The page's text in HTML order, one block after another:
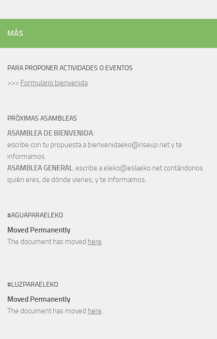
MÁS
PARA PROPONER ACTIVIDADES O EVENTOS
>>> Formulario bienvenida
PRÓXIMAS ASAMBLEAS
ASAMBLEA DE BIENVENIDA:
escribe con tu propuesta a bienvenidaeko@riseup.net y te
informamos.
ASAMBLEA GENERAL: escribe a eleko@eslaeko.net contándonos
quién eres, de dónde vienes, y te informamos.
#AGUAPARAELEKO
Moved Permanently
The document has moved here.
#LUZPARAELEKO
Moved Permanently
The document has moved here.